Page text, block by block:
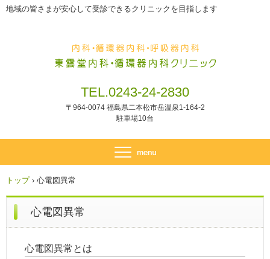
地域の皆さまが安心して受診できるクリニックを目指します
TEL.0243-24-2830
〒964-0074 福島県二本松市岳温泉1-164-2
駐車場10台
トップ › 心電図異常
心電図異常
心電図異常とは